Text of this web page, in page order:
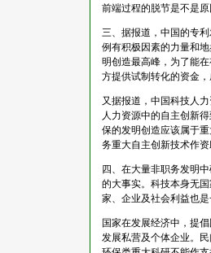
前端过程的脱节是不是
三、据报道，中国的专
例有积极因素的力量和
明创造最高峰，为了能
方提供试制转化的资金
又据报道，中国科技人
人力资源中的自主创新
保的发明创造应该属于
务重大自主创新技术作
四、在大量非职务发明
的大事实。科技本身无
家、企业及社会利益也是
国家在发展经济中，提
发展私营及个体企业。